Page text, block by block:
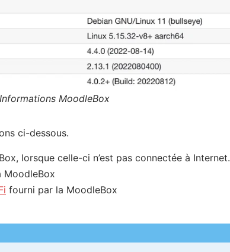
Informations MoodleBox
ci-dessous.
lorsque celle-ci n’est pas connectée à Internet.
MoodleBox
fourni par la MoodleBox